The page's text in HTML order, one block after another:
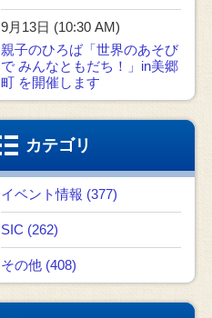
9月13日 (10:30 AM)
親子のひろば「世界のあそび
で みんなともだち！」in美郷
町 を開催します
カテゴリ
イベント情報 (377)
SIC (262)
その他 (408)